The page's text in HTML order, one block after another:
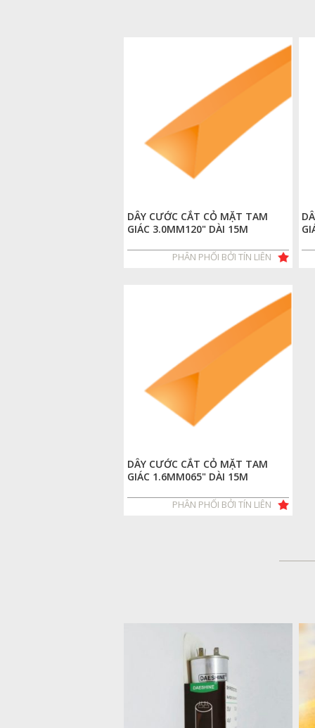
DÂY CƯỚC CẮT CỎ MẶT TAM
GIÁC 3.0MM120" DÀI 15M
PHÂN PHỐI BỞI TÍN LIÊN
DÂY CƯỚC CẮT CỎ MẶT TAM
GIÁC 1.6MM065" DÀI 15M
PHÂN PHỐI BỞI TÍN LIÊN